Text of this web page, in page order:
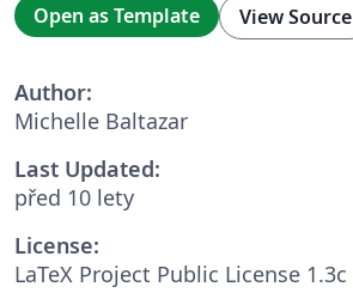
Open as Template View Source
Author:
Michelle Baltazar
Last Updated:
před 10 lety
License:
LaTeX Project Public License 1.3c